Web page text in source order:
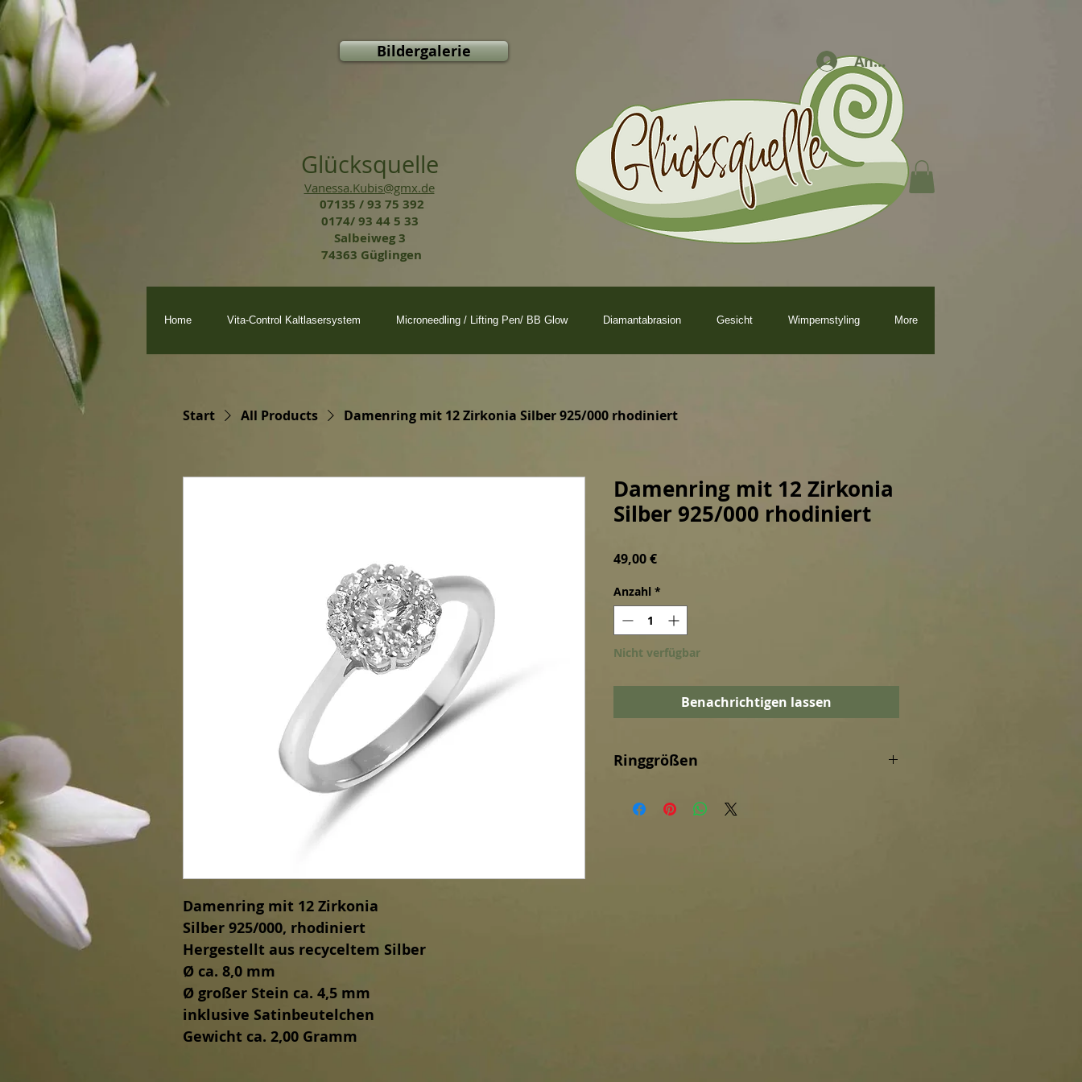
Bildergalerie
Glücksquelle
Vanessa.Kubis@gmx.de
07135 / 93 75 392
0174/ 93 44 5 33
Salbeiweg 3
74363 Güglingen
Anmelden
Home Vita-Control Kaltlasersystem Microneedling / Lifting Pen/ BB Glow Diamantabrasion Gesicht Wimpernstyling More
Start All Products Damenring mit 12 Zirkonia Silber 925/000 rhodiniert
Damenring mit 12 Zirkonia
Silber 925/000, rhodiniert
Hergestellt aus recyceltem Silber
Ø ca. 8,0 mm
Ø großer Stein ca. 4,5 mm
inklusive Satinbeutelchen
Gewicht ca. 2,00 Gramm
Damenring mit 12 Zirkonia
Silber 925/000 rhodiniert
49,00 €Preis
Anzahl *
Nicht verfügbar
Benachrichtigen lassen
Ringgrößen